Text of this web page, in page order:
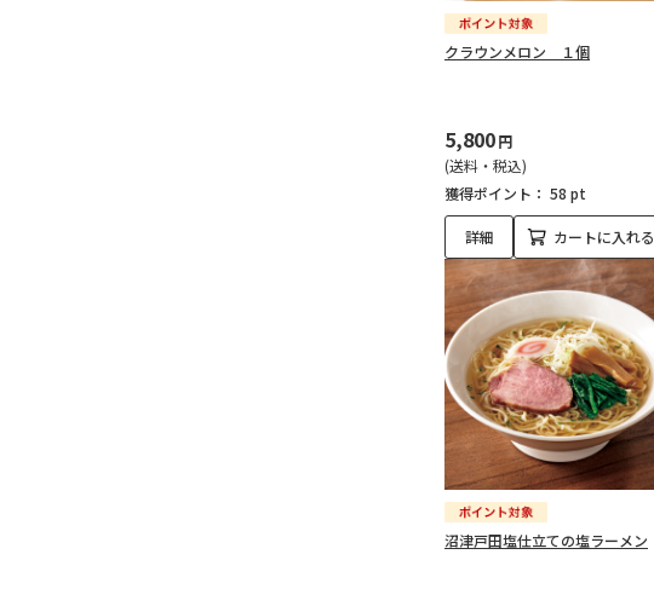
クラウンメロン １個
5,800円
(送料・税込)
獲得ポイント： 58 pt
詳細 カートに入れる
沼津戸田塩仕立ての塩ラーメン